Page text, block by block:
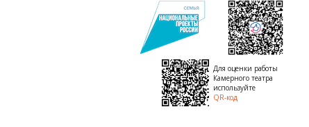
Для оценки работы
Камерного театра
используйте
QR-код